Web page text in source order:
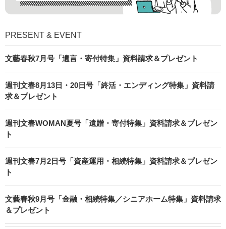
PRESENT & EVENT
文藝春秋7月号「遺言・寄付特集」資料請求＆プレゼント
週刊文春8月13日・20日号「終活・エンディング特集」資料請
求＆プレゼント
週刊文春WOMAN夏号「遺贈・寄付特集」資料請求＆プレゼン
ト
週刊文春7月2日号「資産運用・相続特集」資料請求＆プレゼン
ト
文藝春秋9月号「金融・相続特集／シニアホーム特集」資料請求
＆プレゼント